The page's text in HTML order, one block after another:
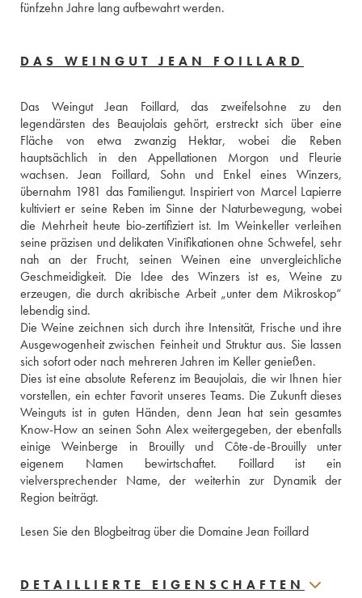
DAS WEINGUT JEAN FOILLARD
Das Weingut Jean Foillard, das zweifelsohne zu den
legendärsten des Beaujolais gehört, erstreckt sich über eine
Fläche von etwa zwanzig Hektar, wobei die Reben
hauptsächlich in den Appellationen Morgon und Fleurie
wachsen. Jean Foillard, Sohn und Enkel eines Winzers,
übernahm 1981 das Familiengut. Inspiriert von Marcel Lapierre
kultiviert er seine Reben im Sinne der Naturbewegung, wobei
die Mehrheit heute bio-zertifiziert ist. Im Weinkeller verleihen
seine präzisen und delikaten Vinifikationen ohne Schwefel, sehr
nah an der Frucht, seinen Weinen eine unvergleichliche
Geschmeidigkeit. Die Idee des Winzers ist es, Weine zu
erzeugen, die durch akribische Arbeit „unter dem Mikroskop“
lebendig sind.
Die Weine zeichnen sich durch ihre Intensität, Frische und ihre
Ausgewogenheit zwischen Feinheit und Struktur aus. Sie lassen
sich sofort oder nach mehreren Jahren im Keller genießen.
Dies ist eine absolute Referenz im Beaujolais, die wir Ihnen hier
vorstellen, ein echter Favorit unseres Teams. Die Zukunft dieses
Weinguts ist in guten Händen, denn Jean hat sein gesamtes
Know-How an seinen Sohn Alex weitergegeben, der ebenfalls
einige Weinberge in Brouilly und Côte-de-Brouilly unter
eigenem Namen bewirtschaftet. Foillard ist ein
vielversprechender Name, der weiterhin zur Dynamik der
Region beiträgt.
Lesen Sie den Blogbeitrag über die Domaine Jean Foillard
DETAILLIERTE EIGENSCHAFTEN